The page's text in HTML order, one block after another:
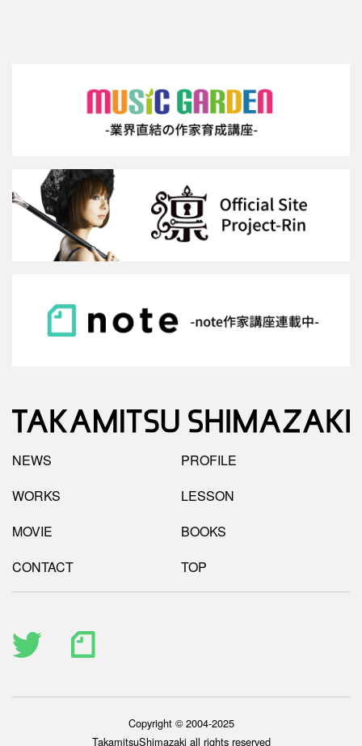
NEWS
PROFILE
WORKS
LESSON
MOVIE
BOOKS
CONTACT
TOP
Copyright © 2004-2025
TakamitsuShimazaki all rights reserved